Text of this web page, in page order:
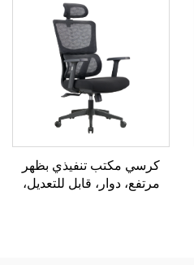
كرسي مكتب تنفيذي بظهر
مرتفع، دوار، قابل للتعديل،